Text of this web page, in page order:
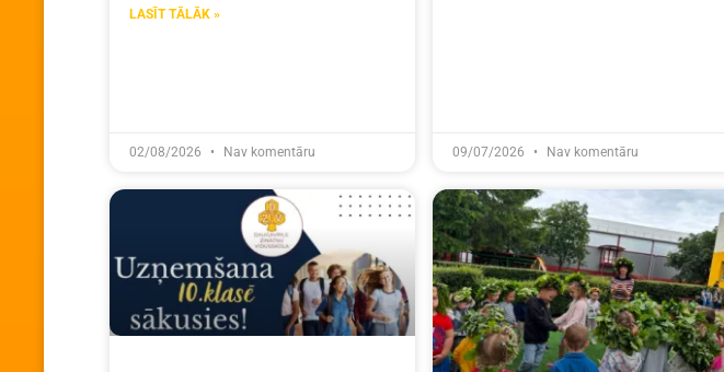
LASĪT TĀLĀK »
02/08/2026 Nav komentāru 09/07/2026 Nav komentāru